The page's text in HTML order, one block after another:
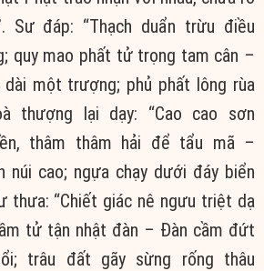
Sư đáp: “Thạch duẩn trừu điều
quy mao phất tử trọng tam cân –
dài một trượng; phủ phất lông rùa
thượng lại dạy: “Cao cao sơn
thâm thâm hải để tẩu mã –
núi cao; ngựa chạy dưới đáy biển
thưa: “Chiết giác nê ngưu triệt dạ
tử tận nhật đàn – Đàn cầm đứt
trâu đất gãy sừng rống thâu